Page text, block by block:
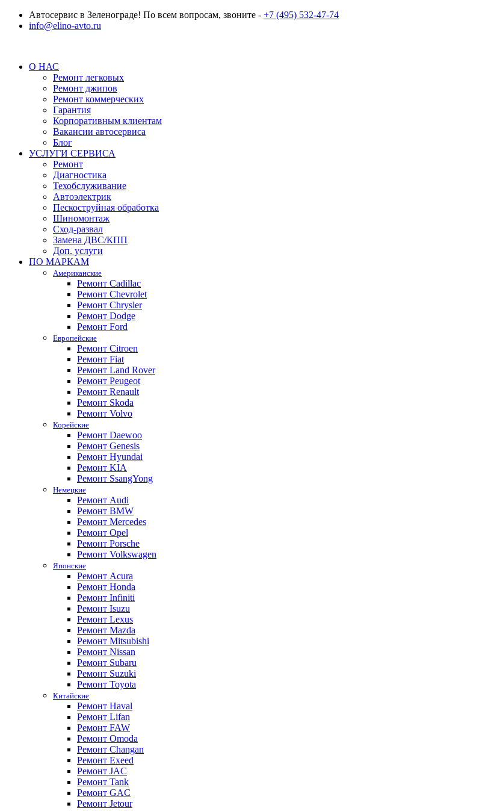
Автосервис в Зеленограде! По всем вопросам, звоните - +7 (495) 532-47-74
info@elino-avto.ru
О НАС
Ремонт легковых
Ремонт джипов
Ремонт коммерческих
Гарантия
Корпоративным клиентам
Вакансии автосервиса
Блог
УСЛУГИ СЕРВИСА
Ремонт
Диагностика
Техобслуживание
Автоэлектрик
Пескоструйная обработка
Шиномонтаж
Сход-развал
Замена ДВС/КПП
Доп. услуги
ПО МАРКАМ
Американские
Ремонт Cadillac
Ремонт Chevrolet
Ремонт Chrysler
Ремонт Dodge
Ремонт Ford
Европейские
Ремонт Citroen
Ремонт Fiat
Ремонт Land Rover
Ремонт Peugeot
Ремонт Renault
Ремонт Skoda
Ремонт Volvo
Корейские
Ремонт Daewoo
Ремонт Genesis
Ремонт Hyundai
Ремонт KIA
Ремонт SsangYong
Немецкие
Ремонт Audi
Ремонт BMW
Ремонт Mercedes
Ремонт Opel
Ремонт Porsche
Ремонт Volkswagen
Японские
Ремонт Acura
Ремонт Honda
Ремонт Infiniti
Ремонт Isuzu
Ремонт Lexus
Ремонт Mazda
Ремонт Mitsubishi
Ремонт Nissan
Ремонт Subaru
Ремонт Suzuki
Ремонт Toyota
Китайские
Ремонт Haval
Ремонт Lifan
Ремонт FAW
Ремонт Omoda
Ремонт Changan
Ремонт Exeed
Ремонт JAC
Ремонт Tank
Ремонт GAC
Ремонт Jetour